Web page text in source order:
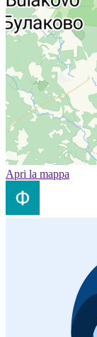
Apri la mappa